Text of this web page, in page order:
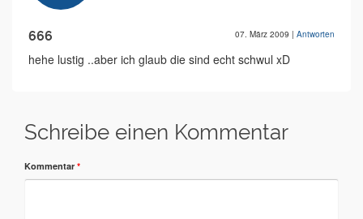
666 07. März 2009 | Antworten
hehe lustig ..aber ich glaub die sind echt schwul xD
Schreibe einen Kommentar
Kommentar *